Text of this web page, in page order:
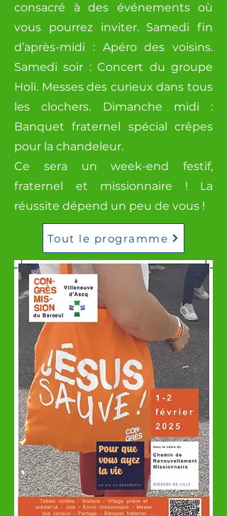
consacré à des événements où
vous pourrez inviter. Samedi fin
d’après-midi : Apéro des voisins.
Samedi soir : Concert du groupe
Holi. Messes des curieux dans tous
les clochers. Dimanche midi :
Banquet fraternel spécial crêpes
pour la chandeleur.
Ce sera un week-end festif,
fraternel et missionnaire ! La
réussite dépend un peu de vous !
Tout le programme